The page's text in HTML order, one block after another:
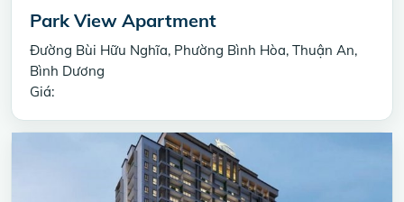
Park View Apartment
Đường Bùi Hữu Nghĩa, Phường Bình Hòa, Thuận An,
Bình Dương
Giá: